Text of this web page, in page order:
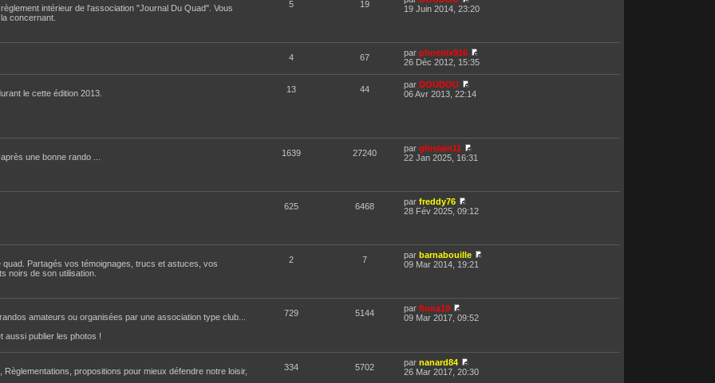
intérieur de l'association "Journal Du Quad". Vous
concernant.
5 19
19 Juin 2014, 23:20
4 67 parphoenix916
26 Déc 2012, 15:35
le cette édition 2013. 13 44 parDOUDOU
06 Avr 2013, 22:14
une bonne rando ... 1639 27240 parghislain11
22 Jan 2025, 16:31
625 6468 parfreddy76
28 Fév 2025, 09:12
Partagés vos témoignages, trucs et astuces, vos
noirs de son utilisation.
2 7 parbarnabouille
09 Mar 2014, 19:21
amateurs ou organisées par une association type club...
aussi publier les photos !
729 5144 parfiona19
09 Mar 2017, 09:52
propositions pour mieux défendre notre loisir,
334 5702 parnanard84
26 Mar 2017, 20:30